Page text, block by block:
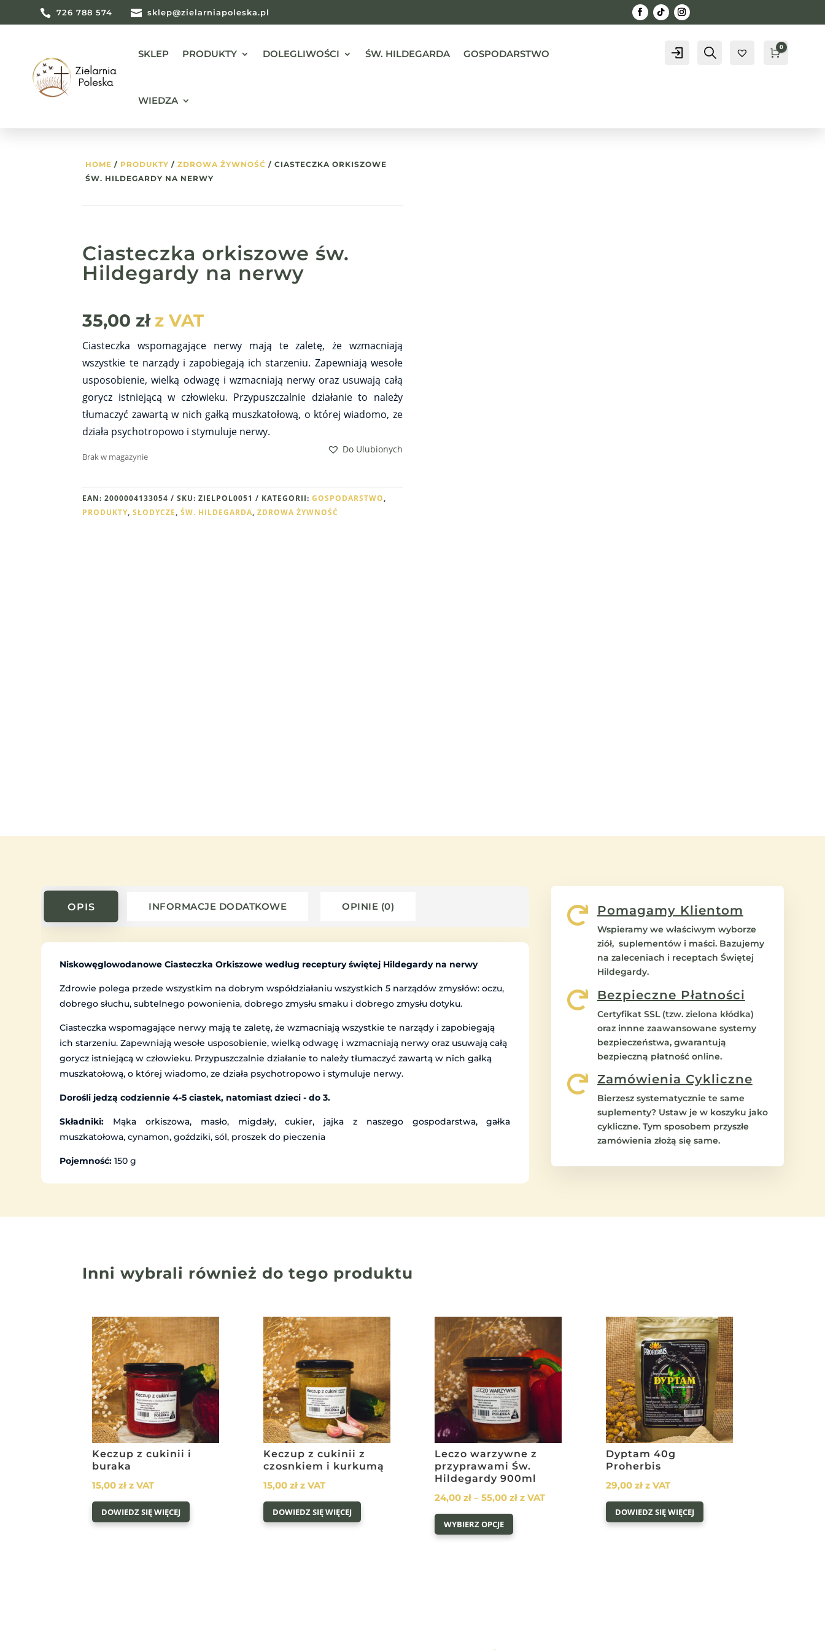
 726 788 574  sklep@zielarniapoleska.pl
SKLEP PRODUKTY DOLEGLIWOŚCI ŚW. HILDEGARDA GOSPODARSTWO
WIEDZA
Konto Szukaj Kosz
0
HOME / PRODUKTY /ZDROWA ŻYWNOŚĆ / CIASTECZKA ORKISZOWE
ŚW. HILDEGARDY NA NERWY
Ciasteczka orkiszowe św.
Hildegardy na nerwy
35,00 zł z VAT
Ciasteczka wspomagające nerwy mają te zaletę, że wzmacniają
wszystkie te narządy i zapobiegają ich starzeniu. Zapewniają wesołe
usposobienie, wielką odwagę i wzmacniają nerwy oraz usuwają całą
gorycz istniejącą w człowieku. Przypuszczalnie działanie to należy
tłumaczyć zawartą w nich gałką muszkatołową, o której wiadomo, ze
działa psychotropowo i stymuluje nerwy.
Brak w magazynie
Do Ulubionych
EAN:2000004133054 SKU:ZIELPOL0051 KATEGORII:GOSPODARSTWO,
PRODUKTY,SŁODYCZE,ŚW. HILDEGARDA,ZDROWA ŻYWNOŚĆ
OPIS INFORMACJE DODATKOWE OPINIE (0)
Niskowęglowodanowe Ciasteczka Orkiszowe według receptury świętej Hildegardy na nerwy
Zdrowie polega przede wszystkim na dobrym współdziałaniu wszystkich 5 narządów zmysłów: oczu,
dobrego słuchu, subtelnego powonienia, dobrego zmysłu smaku i dobrego zmysłu dotyku.
Ciasteczka wspomagające nerwy mają te zaletę, że wzmacniają wszystkie te narządy i zapobiegają
ich starzeniu. Zapewniają wesołe usposobienie, wielką odwagę i wzmacniają nerwy oraz usuwają całą
gorycz istniejącą w człowieku. Przypuszczalnie działanie to należy tłumaczyć zawartą w nich gałką
muszkatołową, o której wiadomo, ze działa psychotropowo i stymuluje nerwy.
Dorośli jedzą codziennie 4-5 ciastek, natomiast dzieci - do 3.
Składniki: Mąka orkiszowa, masło, migdały, cukier, jajka z naszego gospodarstwa, gałka
muszkatołowa, cynamon, goździki, sól, proszek do pieczenia
Pojemność: 150 g
 Pomagamy Klientom
Wspieramy we właściwym wyborze
ziół, suplementów i maści. Bazujemy
na zaleceniach i receptach Świętej
Hildegardy.
 Bezpieczne Płatności
Certyfikat SSL (tzw. zielona kłódka)
oraz innne zaawansowane systemy
bezpieczeństwa, gwarantują
bezpieczną płatność online.
 Zamówienia Cykliczne
Bierzesz systematycznie te same
suplementy? Ustaw je w koszyku jako
cykliczne. Tym sposobem przyszłe
zamówienia złożą się same.
Inni wybrali również do tego produktu
Keczup z cukinii i
buraka
15,00zł z VAT
DOWIEDZ SIĘ WIĘCEJ
Keczup z cukinii z
czosnkiem i kurkumą
15,00zł z VAT
DOWIEDZ SIĘ WIĘCEJ
Leczo warzywne z
przyprawami Św.
Hildegardy 900ml
24,00zł – 55,00złZakres
z VAT
WYBIERZ OPCJE
Ten
Dyptam 40g
Proherbis
29,00zł z VAT
DOWIEDZ SIĘ WIĘCEJ